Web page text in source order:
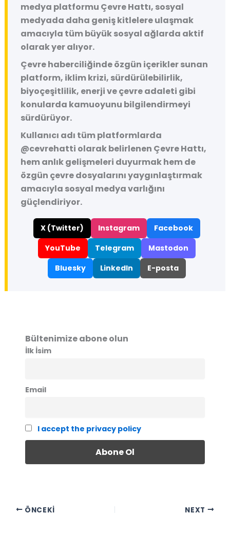
medya platformu Çevre Hattı, sosyal
medyada daha geniş kitlelere ulaşmak
amacıyla tüm büyük sosyal ağlarda aktif
olarak yer alıyor.
Çevre haberciliğinde özgün içerikler sunan
platform, iklim krizi, sürdürülebilirlik,
biyoçeşitlilik, enerji ve çevre adaleti gibi
konularda kamuoyunu bilgilendirmeyi
sürdürüyor.
Kullanıcı adı tüm platformlarda
@cevrehatti olarak belirlenen Çevre Hattı,
hem anlık gelişmeleri duyurmak hem de
özgün çevre dosyalarını yaygınlaştırmak
amacıyla sosyal medya varlığını
güçlendiriyor.
X (Twitter) Instagram
Facebook
YouTube
Telegram
Mastodon
Bluesky
LinkedIn E-posta
Bültenimize abone olun
İlk İsim
Email
I accept the privacy policy
ÖNCEKI NEXT